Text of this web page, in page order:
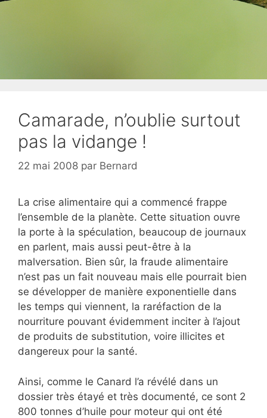
Camarade, n’oublie surtout
pas la vidange !
22 mai 2008 par Bernard
La crise alimentaire qui a commencé frappe
l’ensemble de la planète. Cette situation ouvre
la porte à la spéculation, beaucoup de journaux
en parlent, mais aussi peut-être à la
malversation. Bien sûr, la fraude alimentaire
n’est pas un fait nouveau mais elle pourrait bien
se développer de manière exponentielle dans
les temps qui viennent, la raréfaction de la
nourriture pouvant évidemment inciter à l’ajout
de produits de substitution, voire illicites et
dangereux pour la santé.
Ainsi, comme le Canard l’a révélé dans un
dossier très étayé et très documenté, ce sont 2
800 tonnes d’huile pour moteur qui ont été